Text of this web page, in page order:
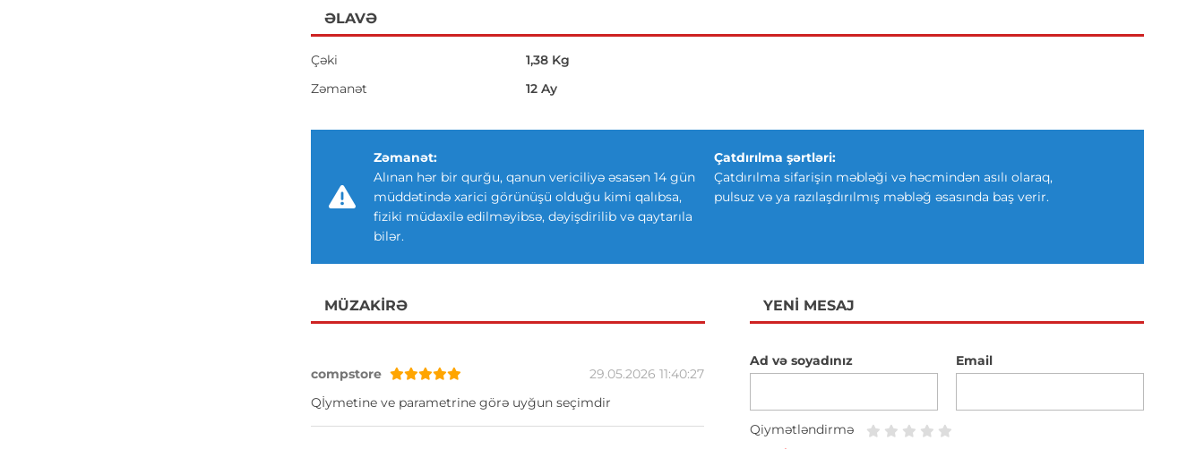
ƏLAVƏ
Çəki
1,38 Kg
Zəmanət
12 Ay
Zəmanət:
Alınan hər bir qurğu, qanun vericiliyə əsasən 14 gün
müddətində xarici görünüşü olduğu kimi qalıbsa,
fiziki müdaxilə edilməyibsə, dəyişdirilib və qaytarıla
bilər.
Çatdırılma şərtləri:
Çatdırılma sifarişin məbləği və həcmindən asılı olaraq,
pulsuz və ya razılaşdırılmış məbləğ əsasında baş verir.
MÜZAKIRƏ
compstore
29.05.2026 11:40:27
Qİymetine ve parametrine görə uyğun seçimdir
YENI MESAJ
Ad və soyadınız Email
Qiymətləndirmə